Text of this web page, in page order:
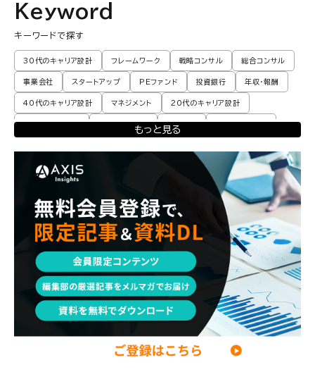
Keyword
キーワードで探す
30代のキャリア設計 フレームワーク 戦略コンサル 総合コンサル
事業会社 スタートアップ PEファンド 投資銀行 年収・報酬
40代のキャリア設計 マネジメント 20代のキャリア設計
転職体験談・実例 プロモーション 業界動向 コンサル現場論
エンジニア 調査レポート 独立・フリーランス
パートナー
コンサル現場論 経営企画・事業企画 メンタルケア
パラレルキャリア ワークライフバランス 移住・二拠点生活 AI活用
DX・テクノロジー リスキリング・資格 M&A・ファイナンス
もっと見る